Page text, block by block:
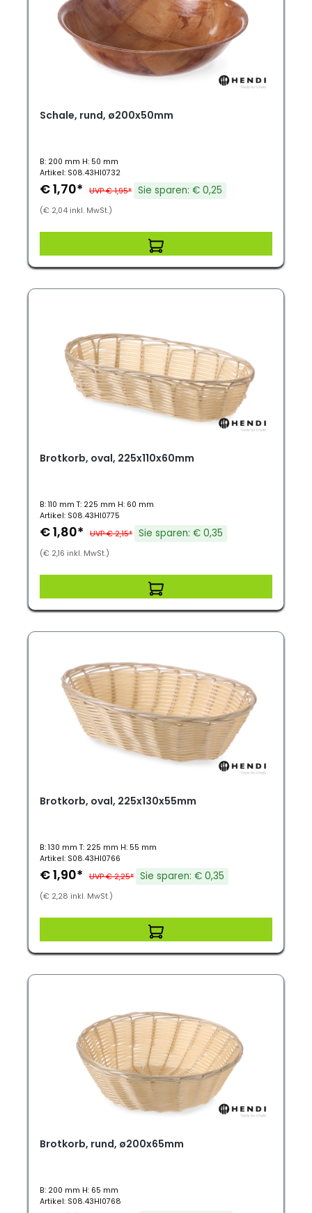
Schale, rund, ø200x50mm
B: 200 mm H: 50 mm
Artikel: S08.43HI0732
€ 1,70* UVP € 1,95* Sie sparen: € 0,25
(€ 2,04 inkl. MwSt.)
Brotkorb, oval, 225x110x60mm
B: 110 mm T: 225 mm H: 60 mm
Artikel: S08.43HI0775
€ 1,80* UVP € 2,15* Sie sparen: € 0,35
(€ 2,16 inkl. MwSt.)
Brotkorb, oval, 225x130x55mm
B: 130 mm T: 225 mm H: 55 mm
Artikel: S08.43HI0766
€ 1,90* UVP € 2,25* Sie sparen: € 0,35
(€ 2,28 inkl. MwSt.)
Brotkorb, rund, ø200x65mm
B: 200 mm H: 65 mm
Artikel: S08.43HI0768